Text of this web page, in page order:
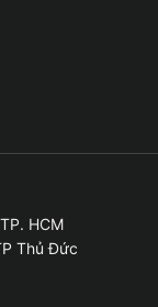
suất lốp cho
lần và trước
HCM
Thủ Đức